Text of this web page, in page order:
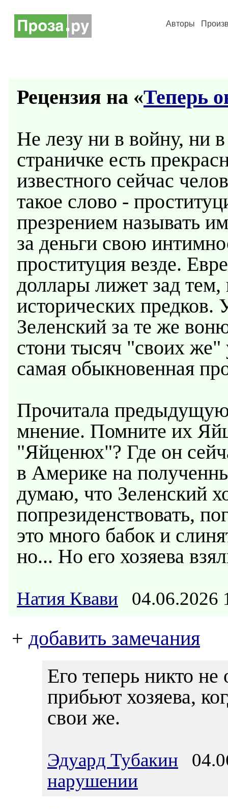
Авторы
Рецензия на «Теперь
Не лезу ни в войну, ни
страничке есть
известного сейчас
такое слово -
презрением называть
за деньги свою
проституция везде.
доллары лижет зад тем,
исторических предков.
Зеленский за те же
стони тысяч "своих
самая обыкновенная
Прочитала
мнение. Помните их
"Яйценюх"? Где он
в Америке на
думаю, что Зеленский
попрезиденствовать,
это много бабок и
но... Но его хозяева
Натия Квави
+ добавить замечания
Его теперь никто не
прибьют хозяева,
свои же.
Эдуард Тубакин
нарушении